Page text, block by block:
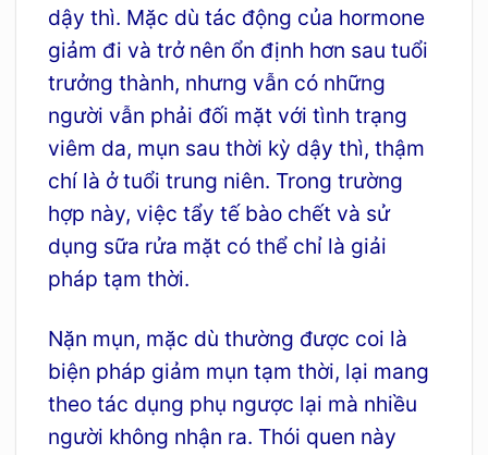
dậy thì. Mặc dù tác động của hormone
giảm đi và trở nên ổn định hơn sau tuổi
trưởng thành, nhưng vẫn có những
người vẫn phải đối mặt với tình trạng
viêm da, mụn sau thời kỳ dậy thì, thậm
chí là ở tuổi trung niên. Trong trường
hợp này, việc tẩy tế bào chết và sử
dụng sữa rửa mặt có thể chỉ là giải
pháp tạm thời.
Nặn mụn, mặc dù thường được coi là
biện pháp giảm mụn tạm thời, lại mang
theo tác dụng phụ ngược lại mà nhiều
người không nhận ra. Thói quen này